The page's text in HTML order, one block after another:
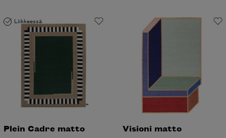
Liikkeessä
Plein Cadre matto Visioni matto